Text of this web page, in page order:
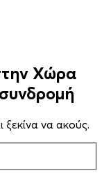
Χώρα
ξεκίνα να ακούς.